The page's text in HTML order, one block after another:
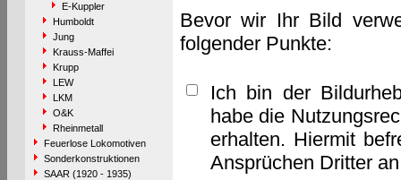
E-Kuppler
Humboldt
Jung
Krauss-Maffei
Krupp
LEW
LKM
O&K
Rheinmetall
Feuerlose Lokomotiven
Sonderkonstruktionen
SAAR (1920 - 1935)
Bevor wir Ihr Bild
folgender Punkte:
Ich bin der
habe die
erhalten. Hiermit
Ansprüchen Dritter